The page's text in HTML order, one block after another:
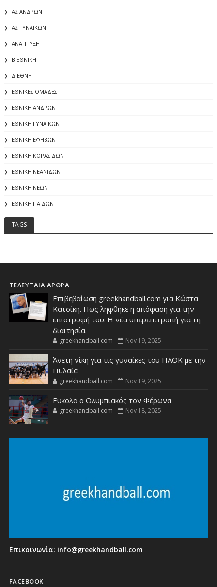
Α2 ΑΝΔΡΏΝ
Α2 ΓΥΝΑΙΚΩΝ
ΑΝΆΠΤΥΞΗ
Β ΕΘΝΙΚΗ
ΔΙΕΘΝΗ
ΕΘΝΙΚΕΣ ΟΜΑΔΕΣ
ΕΘΝΙΚΗ ΑΝΔΡΩΝ
ΕΘΝΙΚΗ ΓΥΝΑΙΚΩΝ
ΕΘΝΙΚΗ ΕΦΗΒΩΝ
ΕΘΝΙΚΗ ΚΟΡΑΣΙΔΩΝ
ΕΘΝΙΚΗ ΝΕΑΝΙΔΩΝ
ΕΘΝΙΚΗ ΝΕΩΝ
ΕΘΝΙΚΗ ΠΑΙΔΩΝ
TAGS
ΤΕΛΕΥΤΑΙΑ ΑΡΘΡΑ
Επιβεβαίωση greekhandball.com για Κώστα
Κατσίκη. Πως ληφθηκε η απόφαση για την
επιστροφή του. Η νέα υπερεπιτροπή για τη
διαιτησία.
greekhandball.com Nov 19, 2025
Άνετη νίκη για τις γυναίκες του ΠΑΟΚ με την
Πυλαία
greekhandball.com Nov 19, 2025
Ευκολα ο Ολυμπιακός τον Φέρωνα
greekhandball.com Nov 18, 2025
Επικοινωνία: info@greekhandball.com
FACEBOOK